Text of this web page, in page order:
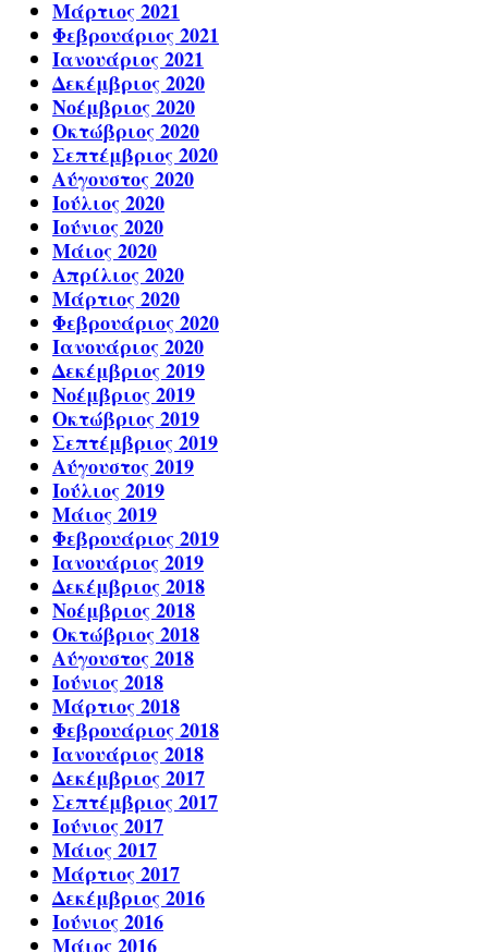
Μάρτιος 2021
Φεβρουάριος 2021
Ιανουάριος 2021
Δεκέμβριος 2020
Νοέμβριος 2020
Οκτώβριος 2020
Σεπτέμβριος 2020
Αύγουστος 2020
Ιούλιος 2020
Ιούνιος 2020
Μάιος 2020
Απρίλιος 2020
Μάρτιος 2020
Φεβρουάριος 2020
Ιανουάριος 2020
Δεκέμβριος 2019
Νοέμβριος 2019
Οκτώβριος 2019
Σεπτέμβριος 2019
Αύγουστος 2019
Ιούλιος 2019
Μάιος 2019
Φεβρουάριος 2019
Ιανουάριος 2019
Δεκέμβριος 2018
Νοέμβριος 2018
Οκτώβριος 2018
Αύγουστος 2018
Ιούνιος 2018
Μάρτιος 2018
Φεβρουάριος 2018
Ιανουάριος 2018
Δεκέμβριος 2017
Σεπτέμβριος 2017
Ιούνιος 2017
Μάιος 2017
Μάρτιος 2017
Δεκέμβριος 2016
Ιούνιος 2016
Μάιος 2016